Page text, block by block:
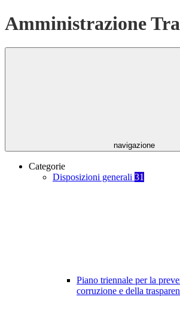
Amministrazione
navigazione
Categorie
Disposizioni generali 31
Piano triennale per la
corruzione e della